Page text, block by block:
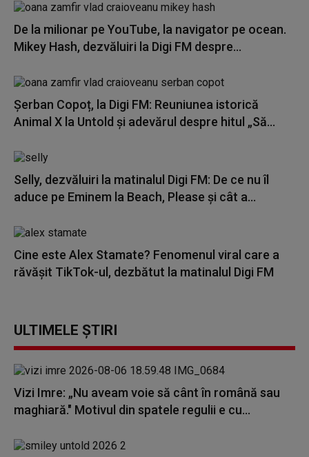
De la milionar pe YouTube, la navigator pe ocean.
Mikey Hash, dezvăluiri la Digi FM despre...
Șerban Copoț, la Digi FM: Reuniunea istorică
Animal X la Untold și adevărul despre hitul „Să...
Selly, dezvăluiri la matinalul Digi FM: De ce nu îl
aduce pe Eminem la Beach, Please și cât a...
Cine este Alex Stamate? Fenomenul viral care a
răvășit TikTok-ul, dezbătut la matinalul Digi FM
ULTIMELE ȘTIRI
Vizi Imre: „Nu aveam voie să cânt în română sau
maghiară." Motivul din spatele regulii e cu...